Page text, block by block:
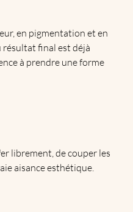
en pigmentation et en
résultat final est déjà
à prendre une forme
librement, de couper les
aisance esthétique.